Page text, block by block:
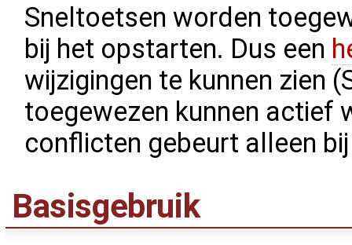
Sneltoetsen worden
bij het opstarten. Dus een
wijzigingen te kunnen zien
toegewezen kunnen actief
conflicten gebeurt alleen
Basisgebruik